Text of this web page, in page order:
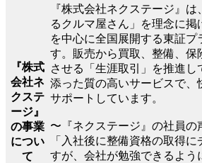
『株式
会社ネ
クステ
ージ』
の事業
につい
て
『株式会社ネクステージ』
るクルマ屋さん」を理念に掲
を中心に全国展開する東証プ
す。販売から買取、整備、保
させる「生涯取引」を推進し
添った質の高いサービスで、
サポートしています。
〜『ネクステージ』の社員の
「入社後に整備資格の取得
すが、会社が勉強できるよう